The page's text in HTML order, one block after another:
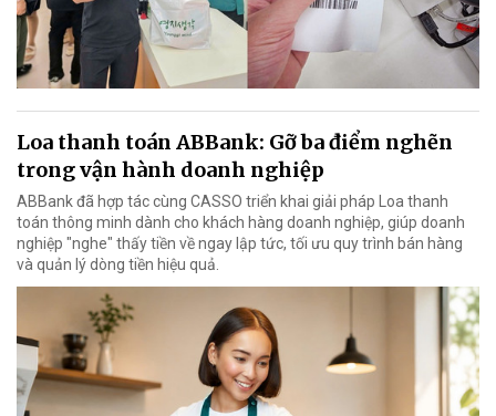
Loa thanh toán ABBank: Gỡ ba điểm nghẽn
trong vận hành doanh nghiệp
ABBank đã hợp tác cùng CASSO triển khai giải pháp Loa thanh
toán thông minh dành cho khách hàng doanh nghiệp, giúp doanh
nghiệp "nghe" thấy tiền về ngay lập tức, tối ưu quy trình bán hàng
và quản lý dòng tiền hiệu quả.